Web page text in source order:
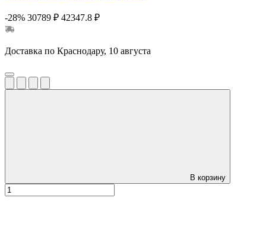
-28% 30789 ₽ 42347.8 ₽
Доставка по Краснодару, 10 августа
В корзину